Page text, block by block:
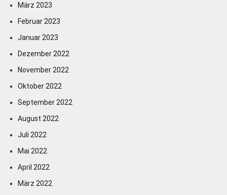
März 2023
Februar 2023
Januar 2023
Dezember 2022
November 2022
Oktober 2022
September 2022
August 2022
Juli 2022
Mai 2022
April 2022
März 2022